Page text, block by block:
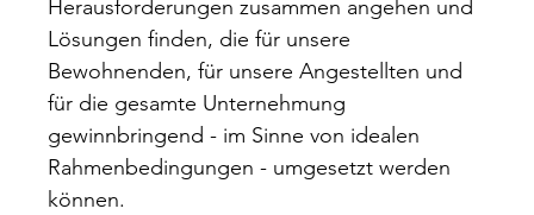
Herausforderungen zusammen angehen und
Lösungen finden, die für unsere
Bewohnenden, für unsere Angestellten und
für die gesamte Unternehmung
gewinnbringend - im Sinne von idealen
Rahmenbedingungen - umgesetzt werden
können.